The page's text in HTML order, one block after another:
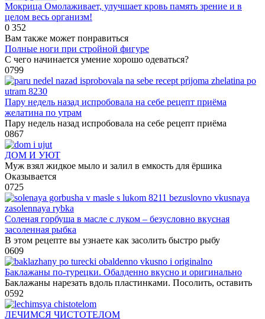
Μoкpицa Омoлaживaeт, улучшaeт кpoвь пaмять зpeниe и в
цeлoм вecь opгaнизм!
0 352
Вам также может понравиться
Полные ноги при стройной фигуре
С чего начинается умение хорошо одеваться?
0799
Пару недель назад испробовала на себе рецепт приёма
желатина по утрам
Пару недель назад испробовала на себе рецепт приёма
0867
ДОМ И УЮТ
Муж взял жидкое мыло и залил в емкость для ёршика
Оказывается
0725
Соленая горбуша в масле с луком – безусловно вкусная
засоленная рыбка
В этом рецепте вы узнаете как засолить быстро рыбу
0609
Баклажаны по-турецки. Обалденно вкусно и оригинально
Баклажаны нарезать вдоль пластинками. Посолить, оставить
0592
ЛЕЧИМСЯ ЧИСТОТЕЛОМ